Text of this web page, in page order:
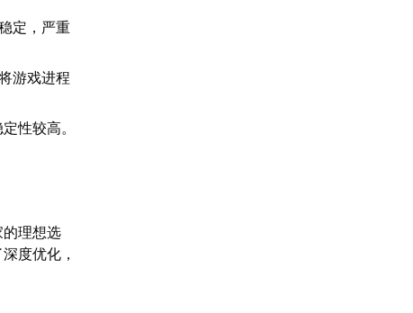
定，严重
游戏进程
性较高。
理想选
度优化，